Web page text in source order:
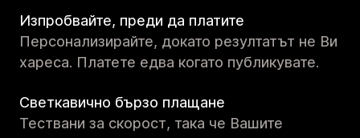
Изпробвайте, преди да платите
Персонализирайте, докато резултатът не Ви
хареса. Платете едва когато публикувате.
Светкавично бързо плащане
Тествани за скорост, така че Вашите